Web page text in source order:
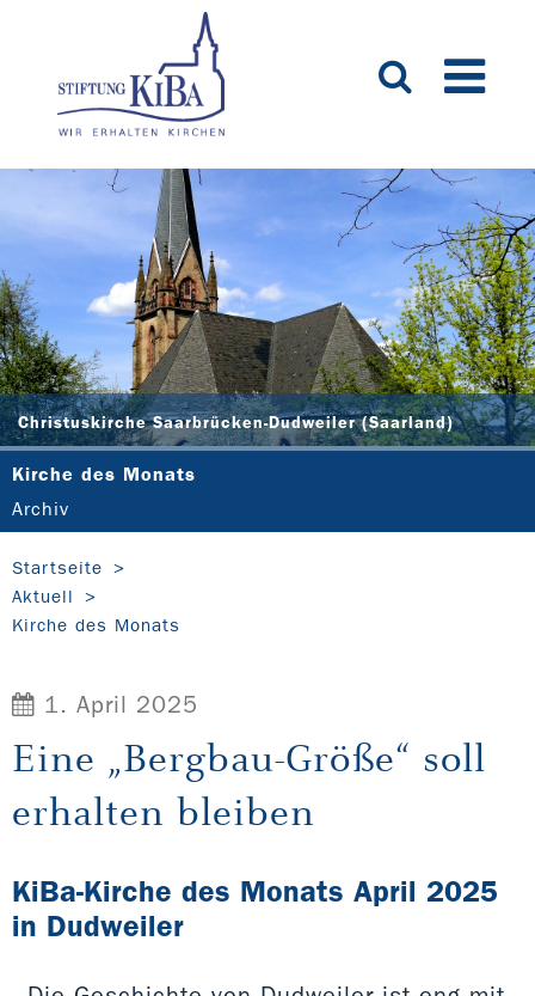
Christuskirche Saarbrücken-Dudweiler (Saarland)
Kirche des Monats
Archiv
Startseite
Aktuell
Kirche des Monats
1. April 2025
Eine „Bergbau-Größe“ soll
erhalten bleiben
KiBa-Kirche des Monats April 2025
in Dudweiler